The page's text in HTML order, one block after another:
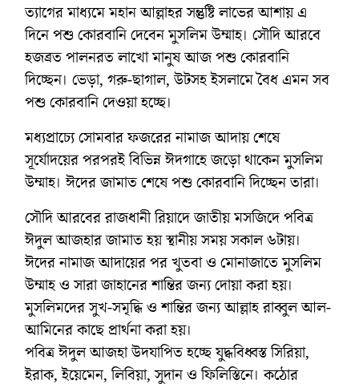
ত্যাগের মাধ্যমে মহান আল্লাহর সন্তুষ্টি লাভের আশায় এ
দিনে পশু কোরবানি দেবেন মুসলিম উম্মাহ। সৌদি আরবে
হজব্রত পালনরত লাখো মানুষ আজ পশু কোরবানি
দিচ্ছেন। ভেড়া, গরু-ছাগাল, উটসহ ইসলামে বৈধ এমন সব
পশু কোরবানি দেওয়া হচ্ছে।
মধ্যপ্রাচ্যে সোমবার ফজরের নামাজ আদায় শেষে
সূর্যোদয়ের পরপরই বিভিন্ন ঈদগাহে জড়ো থাকেন মুসলিম
উম্মাহ। ঈদের জামাত শেষে পশু কোরবানি দিচ্ছেন তারা।
সৌদি আরবের রাজধানী রিয়াদে জাতীয় মসজিদে পবিত্র
ঈদুল আজহার জামাত হয় স্থানীয় সময় সকাল ৬টায়।
ঈদের নামাজ আদায়ের পর খুতবা ও মোনাজাতে মুসলিম
উম্মাহ ও সারা জাহানের শান্তির জন্য দোয়া করা হয়।
মুসলিমদের সুখ-সমৃদ্ধি ও শান্তির জন্য আল্লাহ রাব্বুল আল-
আমিনের কাছে প্রার্থনা করা হয়।
পবিত্র ঈদুল আজহা উদযাপিত হচ্ছে যুদ্ধবিধ্বস্ত সিরিয়া,
ইরাক, ইয়েমেন, লিবিয়া, সুদান ও ফিলিস্তিনে। কঠোর